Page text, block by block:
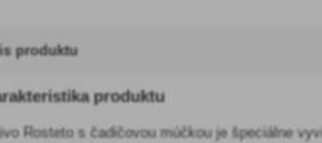
produktu
produktu
Rosteto s čadičovou múčkou je špeciálne